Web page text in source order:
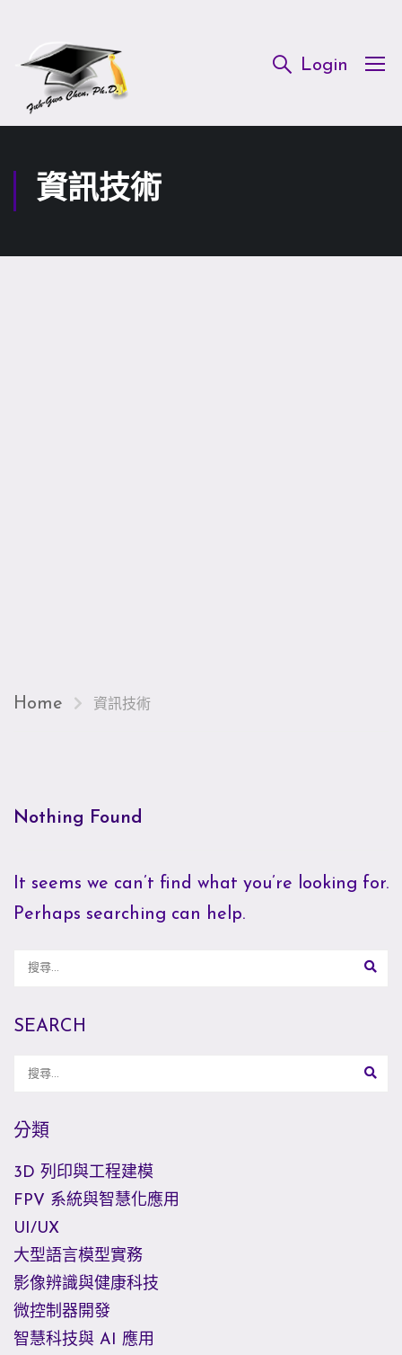
Login
資訊技術
Home 資訊技術
Nothing Found
It seems we can’t find what you’re looking for.
Perhaps searching can help.
SEARCH
分類
3D 列印與工程建模
FPV 系統與智慧化應用
UI/UX
大型語言模型實務
影像辨識與健康科技
微控制器開發
智慧科技與 AI 應用